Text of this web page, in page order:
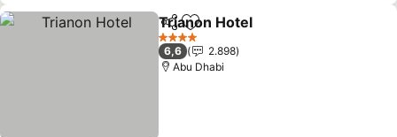
BagikanTambahkan ke favorit
Trianon Hotel
4 Bintang
6,6
2.898
Abu Dhabi